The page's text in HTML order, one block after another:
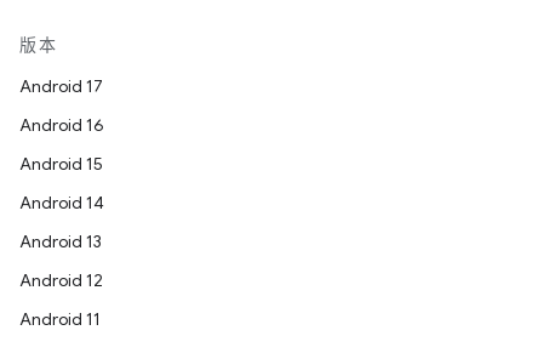
版本
Android 17
Android 16
Android 15
Android 14
Android 13
Android 12
Android 11